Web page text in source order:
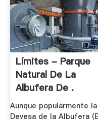
Límites - Parque
Natural De La
Albufera De .
Aunque popularmente la
Devesa de la Albufera